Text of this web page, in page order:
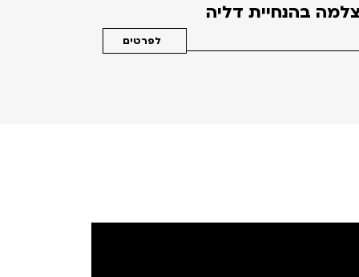
בהנחיית דליה
לפרטים